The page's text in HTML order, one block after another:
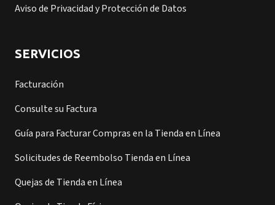
Aviso de Privacidad y Protección de Datos
SERVICIOS
Facturación
Consulte su Factura
Guía para Facturar Compras en la Tienda en Línea
Solicitudes de Reembolso Tienda en Línea
Quejas de Tienda en Línea